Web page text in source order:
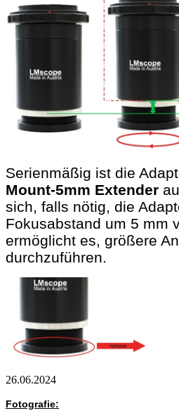
Serienmäßig ist die
Mount-5mm Extender
sich, falls nötig, die
Fokusabstand um 5 mm
ermöglicht es, größere
durchzuführen.
26.06.2024
Fotografie: